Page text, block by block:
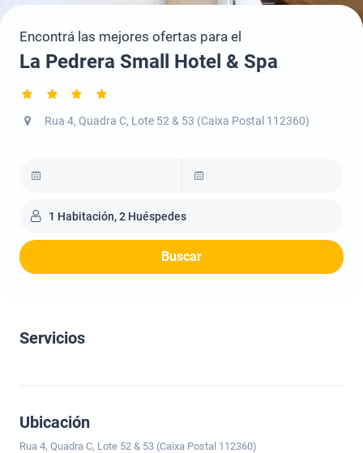
Encontrá las mejores ofertas para el
La Pedrera Small Hotel & Spa
Rua 4, Quadra C, Lote 52 & 53 (Caixa Postal 112360)
1 Habitación, 2 Huéspedes
Buscar
Servicios
Ubicación
Rua 4, Quadra C, Lote 52 & 53 (Caixa Postal 112360)